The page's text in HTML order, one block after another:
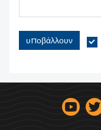
υποβάλλουν